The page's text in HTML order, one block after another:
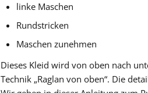
linke Maschen
Rundstricken
Maschen zunehmen
Dieses Kleid wird von oben nach
Technik „Raglan von oben“. Die